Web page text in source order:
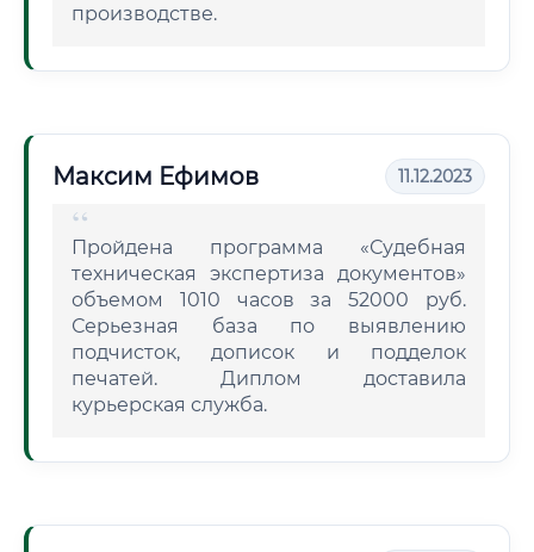
производстве.
Максим Ефимов 11.12.2023
Пройдена программа «Судебная
техническая экспертиза документов»
объемом 1010 часов за 52000 руб.
Серьезная база по выявлению
подчисток, дописок и подделок
печатей. Диплом доставила
курьерская служба.